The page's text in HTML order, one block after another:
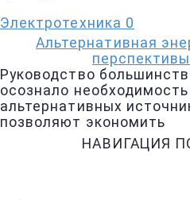
Электротехника 0
Альтернативная
Руководство
осознало
альтернативных
позволяют экономить
НАВИГАЦИЯ